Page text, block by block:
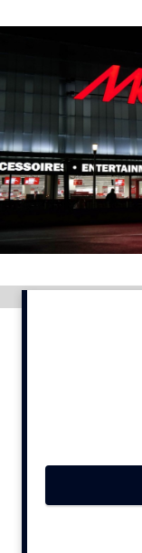
Menu
Home
9 sept: GenAI-training
12 nov:
Adverteren
Events
Opleidingen
Vacatures
Bureaus